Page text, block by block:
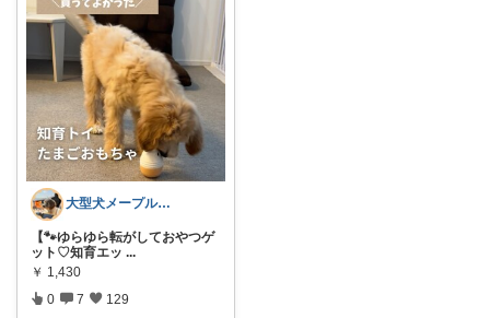
大型犬メープルのまったりルーム🐶🐾
【🐾ゆらゆら転がしておやつゲ
ット♡知育エッ ...
￥ 1,430
0 7 129